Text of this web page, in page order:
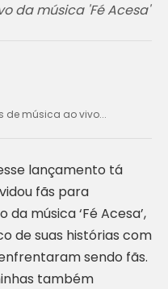
da música 'Fé Acesa'
de música ao vivo...
lançamento tá
fãs para
música ‘Fé Acesa’,
de suas histórias com
sendo fãs.
também